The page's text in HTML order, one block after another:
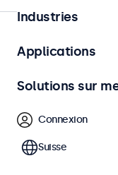
Industries
Applications
Solutions sur
Connexion
Suisse